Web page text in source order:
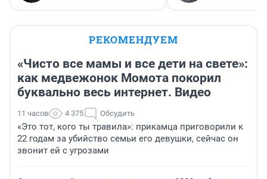
РЕКОМЕНДУЕМ
«Чисто все мамы и все дети на свете»:
как медвежонок Момота покорил
буквально весь интернет. Видео
11 часов 4 375 Обсудить
«Это тот, кого ты травила»: прикамца приговорили к
22 годам за убийство семьи его девушки, сейчас он
звонит ей с угрозами